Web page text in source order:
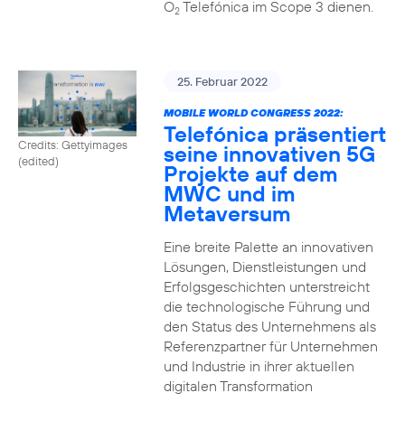
O2Telefónica im Scope 3 dienen.
Credits: Gettyimages
(edited)
25. Februar 2022
MOBILE WORLD CONGRESS 2022:
Telefónica präsentiert
seine innovativen 5G
Projekte auf dem
MWC und im
Metaversum
Eine breite Palette an innovativen
Lösungen, Dienstleistungen und
Erfolgsgeschichten unterstreicht
die technologische Führung und
den Status des Unternehmens als
Referenzpartner für Unternehmen
und Industrie in ihrer aktuellen
digitalen Transformation